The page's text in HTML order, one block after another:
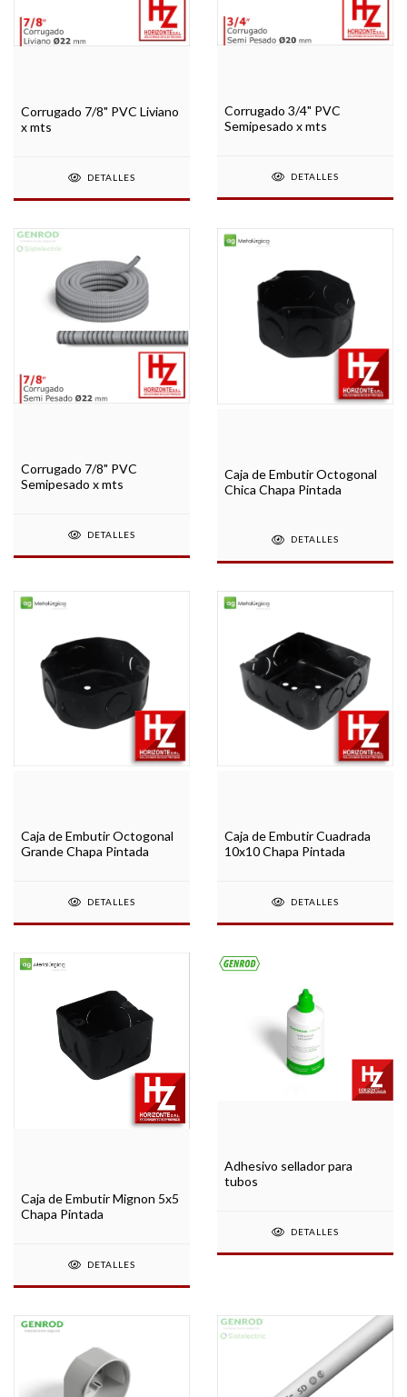
Corrugado 7/8" PVC Liviano
x mts
DETALLES
Corrugado 3/4" PVC
Semipesado x mts
DETALLES
Corrugado 7/8" PVC
Semipesado x mts
DETALLES
Caja de Embutir Octogonal
Chica Chapa Pintada
DETALLES
Caja de Embutir Octogonal
Grande Chapa Pintada
DETALLES
Caja de Embutir Cuadrada
10x10 Chapa Pintada
DETALLES
Caja de Embutir Mignon 5x5
Chapa Pintada
DETALLES
Adhesivo sellador para
tubos
DETALLES